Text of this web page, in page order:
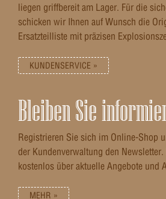
liegen griffbereit am Lager. Für die
schicken wir Ihnen auf Wunsch die
Ersatzteilliste mit präzisen
KUNDENSERVICE »
Bleiben Sie
Registrieren Sie sich im Online-Shop
der Kundenverwaltung den
kostenlos über aktuelle Angebote und
MEHR »